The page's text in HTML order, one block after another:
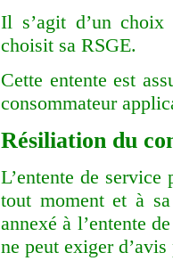
Il s’agit d’un
choisit sa RSGE.
Cette entente est
consommateur
Résiliation du
L’entente de
tout moment et à
annexé à l’entente
ne peut exiger